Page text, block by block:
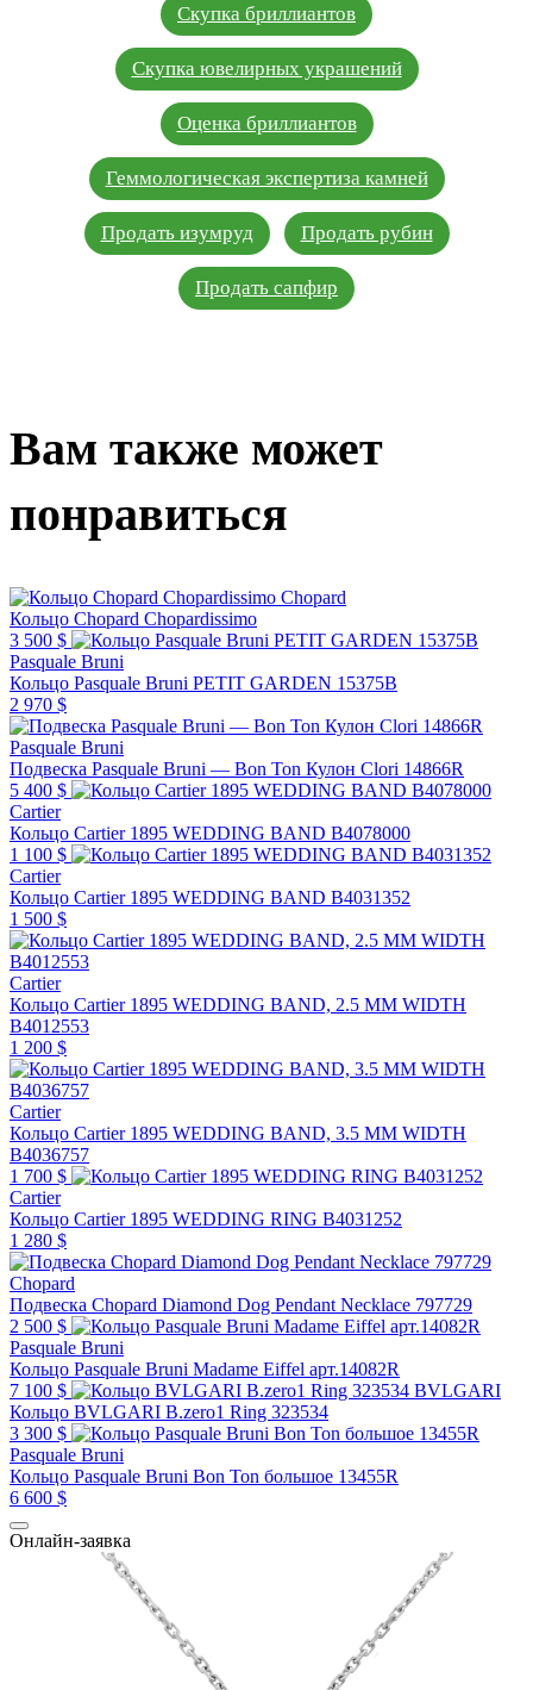
Скупка бриллиантов
Скупка ювелирных украшений
Оценка бриллиантов
Геммологическая экспертиза камней
Продать изумруд Продать рубин
Продать сапфир
Вам также может
понравиться
Chopard
Кольцо Chopard Chopardissimo
3 500 $
Pasquale Bruni
Кольцо Pasquale Bruni PETIT GARDEN 15375B
2 970 $
Pasquale Bruni
Подвеска Pasquale Bruni — Bon Ton Кулон Clori 14866R
5 400 $
Cartier
Кольцо Cartier 1895 WEDDING BAND B4078000
1 100 $
Cartier
Кольцо Cartier 1895 WEDDING BAND B4031352
1 500 $
Cartier
Кольцо Cartier 1895 WEDDING BAND, 2.5 MM WIDTH
B4012553
1 200 $
Cartier
Кольцо Cartier 1895 WEDDING BAND, 3.5 MM WIDTH
B4036757
1 700 $
Cartier
Кольцо Cartier 1895 WEDDING RING B4031252
1 280 $
Chopard
Подвеска Chopard Diamond Dog Pendant Necklace 797729
2 500 $
Pasquale Bruni
Кольцо Pasquale Bruni Madame Eiffel арт.14082R
7 100 $
BVLGARI
Кольцо BVLGARI B.zero1 Ring 323534
3 300 $
Pasquale Bruni
Кольцо Pasquale Bruni Bon Ton большое 13455R
6 600 $
Онлайн-заявка